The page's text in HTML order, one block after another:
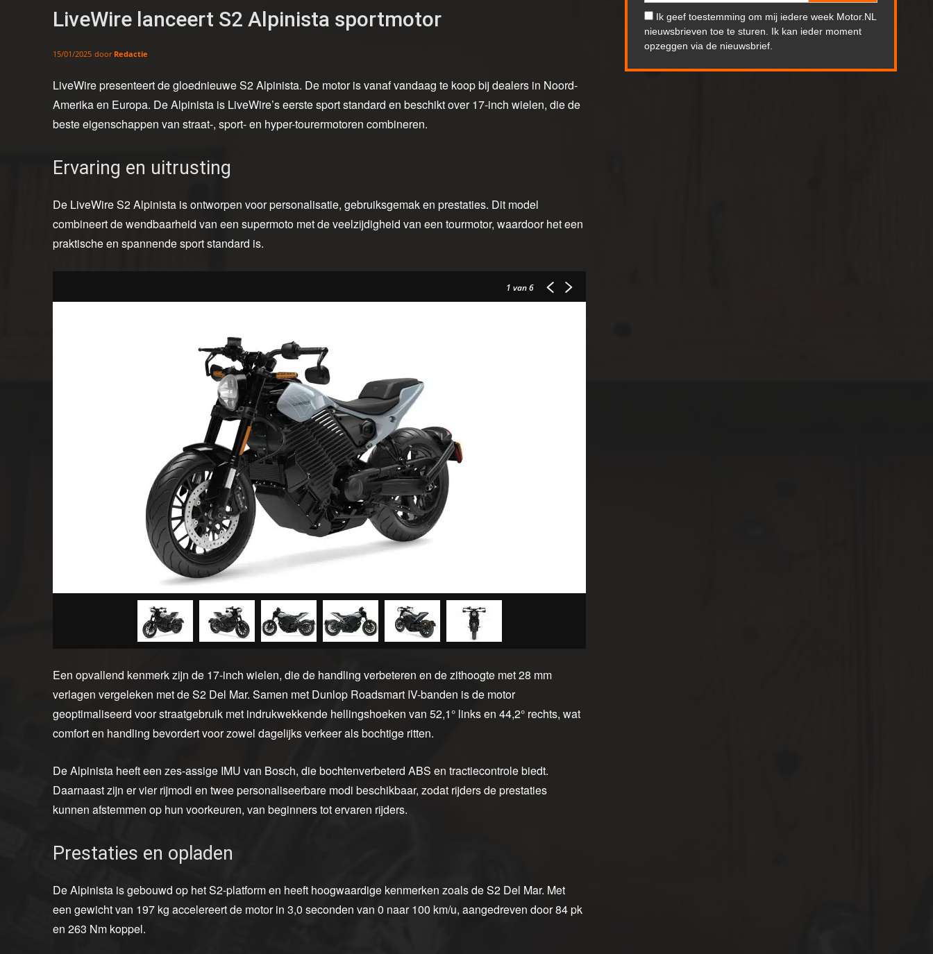
LiveWire lanceert S2 Alpinista sportmotor
15/01/2025 door Redactie
LiveWire presenteert de gloednieuwe S2 Alpinista. De motor is vanaf vandaag te koop bij dealers in Noord-
Amerika en Europa. De Alpinista is LiveWire’s eerste sport standard en beschikt over 17-inch wielen, die de
beste eigenschappen van straat-, sport- en hyper-tourermotoren combineren.
Ervaring en uitrusting
De LiveWire S2 Alpinista is ontworpen voor personalisatie, gebruiksgemak en prestaties. Dit model
combineert de wendbaarheid van een supermoto met de veelzijdigheid van een tourmotor, waardoor het een
praktische en spannende sport standard is.
1 van 6
Een opvallend kenmerk zijn de 17-inch wielen, die de handling verbeteren en de zithoogte met 28 mm
verlagen vergeleken met de S2 Del Mar. Samen met Dunlop Roadsmart IV-banden is de motor
geoptimaliseerd voor straatgebruik met indrukwekkende hellingshoeken van 52,1° links en 44,2° rechts, wat
comfort en handling bevordert voor zowel dagelijks verkeer als bochtige ritten.
De Alpinista heeft een zes-assige IMU van Bosch, die bochtenverbeterd ABS en tractiecontrole biedt.
Daarnaast zijn er vier rijmodi en twee personaliseerbare modi beschikbaar, zodat rijders de prestaties
kunnen afstemmen op hun voorkeuren, van beginners tot ervaren rijders.
Prestaties en opladen
De Alpinista is gebouwd op het S2-platform en heeft hoogwaardige kenmerken zoals de S2 Del Mar. Met
een gewicht van 197 kg accelereert de motor in 3,0 seconden van 0 naar 100 km/u, aangedreven door 84 pk
en 263 Nm koppel.
Ik geef toestemming om mij iedere week Motor.NL
nieuwsbrieven toe te sturen. Ik kan ieder moment
opzeggen via de nieuwsbrief.